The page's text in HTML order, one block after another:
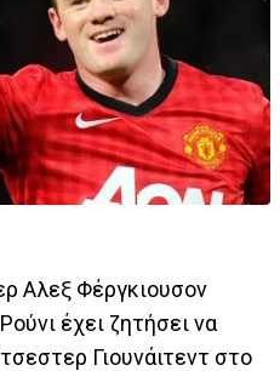
Αλεξ Φέργκιουσον
έχει ζητήσει να
Γιουνάιτεντ στο